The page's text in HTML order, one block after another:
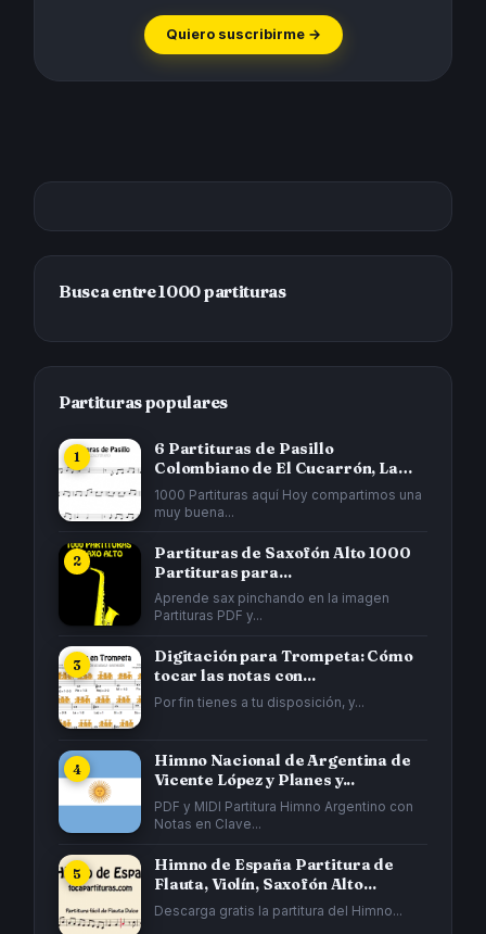
Quiero suscribirme →
Busca entre 1000 partituras
Partituras populares
6 Partituras de Pasillo
Colombiano de El Cucarrón, La
Gata...
1000 Partituras aquí Hoy compartimos una
muy buena...
Partituras de Saxofón Alto 1000
Partituras para...
Aprende sax pinchando en la imagen
Partituras PDF y...
Digitación para Trompeta: Cómo
tocar las notas con...
Por fin tienes a tu disposición, y...
Himno Nacional de Argentina de
Vicente López y Planes y...
PDF y MIDI Partitura Himno Argentino con
Notas en Clave...
Himno de España Partitura de
Flauta, Violín, Saxofón Alto...
Descarga gratis la partitura del Himno...